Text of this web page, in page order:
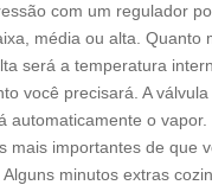
com um regulador
média ou alta. Quanto
será a temperatura
você precisará. A válvula
automaticamente o vapor.
mais importantes de que
minutos extras